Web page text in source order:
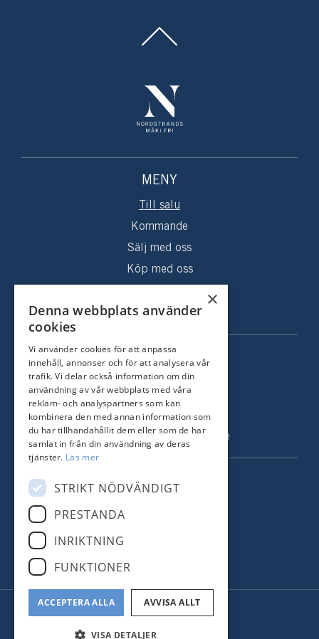
MENY
Till salu
Kommande
Sälj med oss
Köp med oss
Om oss
KONTAKT
Strandvägen 67
115 23 Stockholm
Tel: +46 8 731 51 00
info@nordstrandsmakleri.se
FÖLJ OSS
© Nordstrands Mäkleri
Administration
×
Denna webbplats använder
cookies
Vi använder cookies för att anpassa
innehåll, annonser och för att analysera vår
trafik. Vi delar också information om din
användning av vår webbplats med våra
reklam- och analyspartners som kan
kombinera den med annan information som
du har tillhandahållit dem eller som de har
samlat in från din användning av deras
tjänster. Läs mer
STRIKT NÖDVÄNDIGT
PRESTANDA
INRIKTNING
FUNKTIONER
ACCEPTERA ALLA AVVISA ALLT
VISA DETALJER